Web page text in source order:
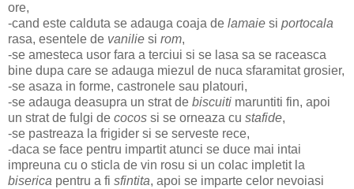
ore,
-cand este calduta se adauga coaja de lamaie si portocala
rasa, esentele de vanilie si rom,
-se amesteca usor fara a terciui si se lasa sa se raceasca
bine dupa care se adauga miezul de nuca sfaramitat grosier,
-se asaza in forme, castronele sau platouri,
-se adauga deasupra un strat de biscuiti maruntiti fin, apoi
un strat de fulgi de cocos si se orneaza cu stafide,
-se pastreaza la frigider si se serveste rece,
-daca se face pentru impartit atunci se duce mai intai
impreuna cu o sticla de vin rosu si un colac impletit la
biserica pentru a fi sfintita, apoi se imparte celor nevoiasi